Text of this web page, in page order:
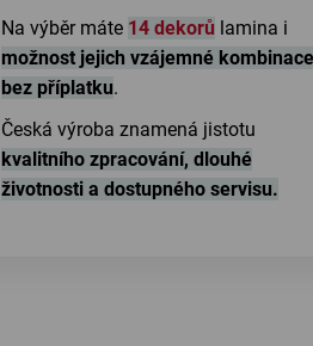
Na výběr máte 14 dekorů lamina i
možnost jejich vzájemné kombinace
bez příplatku.
Česká výroba znamená jistotu
kvalitního zpracování, dlouhé
životnosti a dostupného servisu.